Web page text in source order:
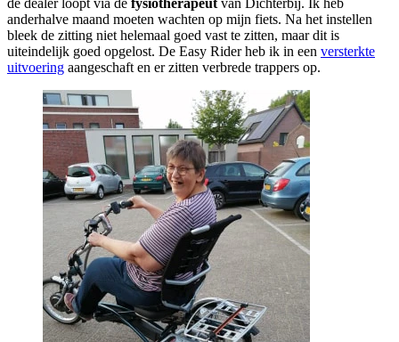
de dealer loopt via de fysiotherapeutvan Dichterbij. Ik heb
anderhalve maand moeten wachten op mijn fiets. Na het instellen
bleek de zitting niet helemaal goed vast te zitten, maar dit is
uiteindelijk goed opgelost. De Easy Rider heb ik in een versterkte
uitvoering aangeschaft en er zitten verbrede trappers op.